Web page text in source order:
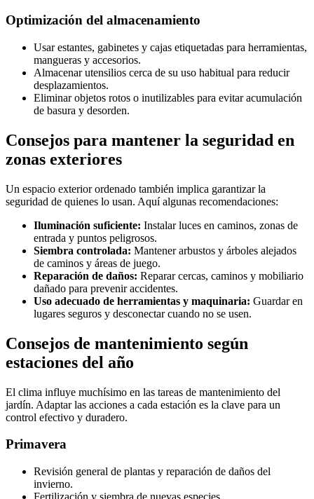
Optimización del almacenamiento
Usar estantes, gabinetes y cajas etiquetadas para herramientas,
mangueras y accesorios.
Almacenar utensilios cerca de su uso habitual para reducir
desplazamientos.
Eliminar objetos rotos o inutilizables para evitar acumulación
de basura y desorden.
Consejos para mantener la seguridad en
zonas exteriores
Un espacio exterior ordenado también implica garantizar la
seguridad de quienes lo usan. Aquí algunas recomendaciones:
Iluminación suficiente: Instalar luces en caminos, zonas de
entrada y puntos peligrosos.
Siembra controlada: Mantener arbustos y árboles alejados
de caminos y áreas de juego.
Reparación de daños: Reparar cercas, caminos y mobiliario
dañado para prevenir accidentes.
Uso adecuado de herramientas y maquinaria: Guardar en
lugares seguros y desconectar cuando no se usen.
Consejos de mantenimiento según
estaciones del año
El clima influye muchísimo en las tareas de mantenimiento del
jardín. Adaptar las acciones a cada estación es la clave para un
control efectivo y duradero.
Primavera
Revisión general de plantas y reparación de daños del
invierno.